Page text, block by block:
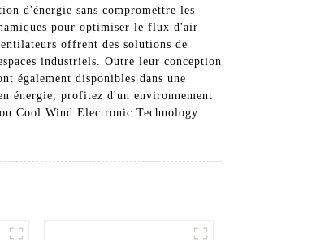
d'énergie sans compromettre les
pour optimiser le flux d'air
offrent des solutions de
industriels. Outre leur conception
également disponibles dans une
énergie, profitez d'un environnement
Cool Wind Electronic Technology